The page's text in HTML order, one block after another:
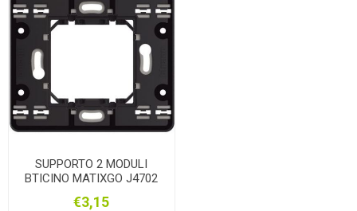
SUPPORTO 2 MODULI
BTICINO MATIXGO J4702
€3,15